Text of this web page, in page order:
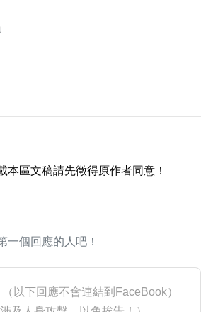
本區文稿請先徵得原作者同意！
一個回應的人吧！
（以下回應不會連結到FaceBook）